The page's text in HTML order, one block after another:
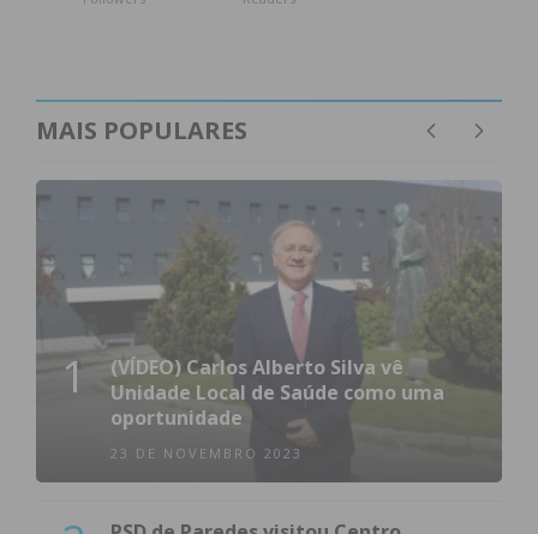
MAIS POPULARES
1
(VÍDEO) Carlos Alberto Silva vê
Unidade Local de Saúde como uma
oportunidade
23 DE NOVEMBRO 2023